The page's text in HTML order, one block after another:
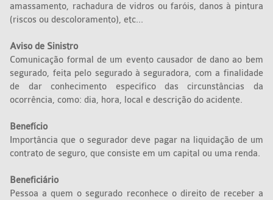
amassamento, rachadura de vidros ou faróis, danos à pintura
(riscos ou descoloramento), etc...
Aviso de Sinistro
Comunicação formal de um evento causador de dano ao bem
segurado, feita pelo segurado à seguradora, com a finalidade
de dar conhecimento específico das circunstâncias da
ocorrência, como: dia, hora, local e descrição do acidente.
Benefício
Importância que o segurador deve pagar na liquidação de um
contrato de seguro, que consiste em um capital ou uma renda.
Beneficiário
Pessoa a quem o segurado reconhece o direito de receber a